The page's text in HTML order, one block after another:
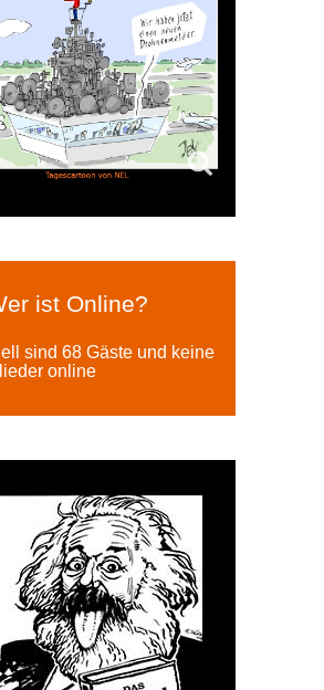
ist Online?
sind 68 Gäste und keine
online